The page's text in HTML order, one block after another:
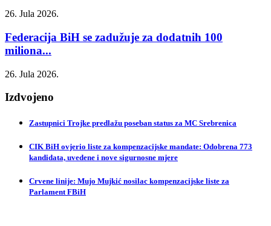
26. Jula 2026.
Federacija BiH se zadužuje za dodatnih 100
miliona...
26. Jula 2026.
Izdvojeno
Zastupnici Trojke predlažu poseban status za MC Srebrenica
CIK BiH ovjerio liste za kompenzacijske mandate: Odobrena 773
kandidata, uvedene i nove sigurnosne mjere
Crvene linije: Mujo Mujkić nosilac kompenzacijske liste za
Parlament FBiH